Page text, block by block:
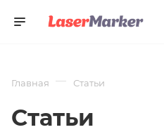
Статьи
Главная — Статьи